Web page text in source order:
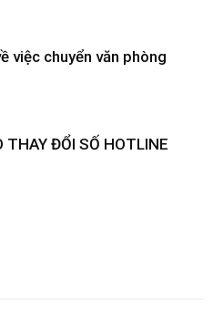
việc chuyển văn phòng
THAY ĐỔI SỐ HOTLINE